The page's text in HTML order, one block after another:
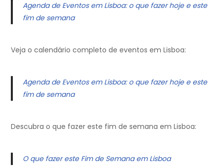
Agenda de Eventos em Lisboa: o que fazer hoje e este
fim de semana
Veja o calendário completo de eventos em Lisboa:
Agenda de Eventos em Lisboa: o que fazer hoje e este
fim de semana
Descubra o que fazer este fim de semana em Lisboa:
O que fazer este Fim de Semana em Lisboa